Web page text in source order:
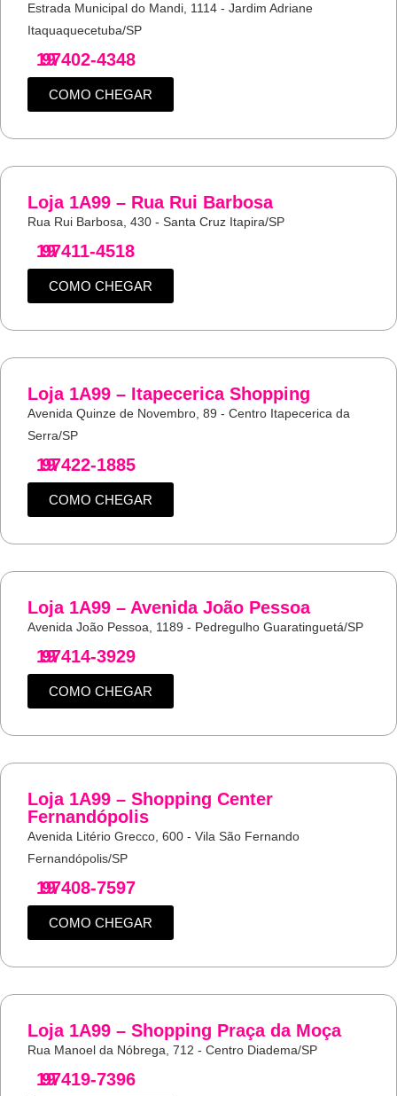
Estrada Municipal do Mandi, 1114 - Jardim Adriane
Itaquaquecetuba/SP
19
97402-4348
COMO CHEGAR
Loja 1A99 – Rua Rui Barbosa
Rua Rui Barbosa, 430 - Santa Cruz Itapira/SP
19
97411-4518
COMO CHEGAR
Loja 1A99 – Itapecerica Shopping
Avenida Quinze de Novembro, 89 - Centro Itapecerica da
Serra/SP
19
97422-1885
COMO CHEGAR
Loja 1A99 – Avenida João Pessoa
Avenida João Pessoa, 1189 - Pedregulho Guaratinguetá/SP
19
97414-3929
COMO CHEGAR
Loja 1A99 – Shopping Center
Fernandópolis
Avenida Litério Grecco, 600 - Vila São Fernando
Fernandópolis/SP
19
97408-7597
COMO CHEGAR
Loja 1A99 – Shopping Praça da Moça
Rua Manoel da Nóbrega, 712 - Centro Diadema/SP
19
97419-7396